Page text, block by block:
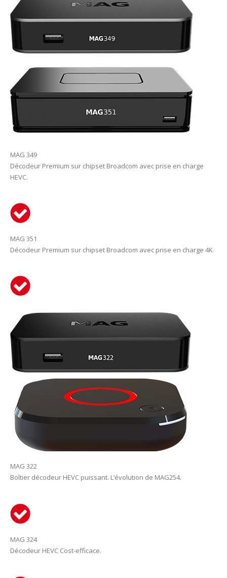
MAG 349
Décodeur Premium sur chipset Broadcom avec prise en charge
HEVC.
MAG 351
Décodeur Premium sur chipset Broadcom avec prise en charge 4K.
MAG 322
Boîtier décodeur HEVC puissant. L’évolution de MAG254.
MAG 324
Décodeur HEVC Сost-efficace.